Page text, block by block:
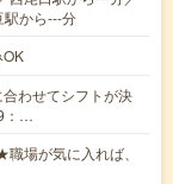
駅から---分
わせてシフトが決
：…
場が気に入れば、